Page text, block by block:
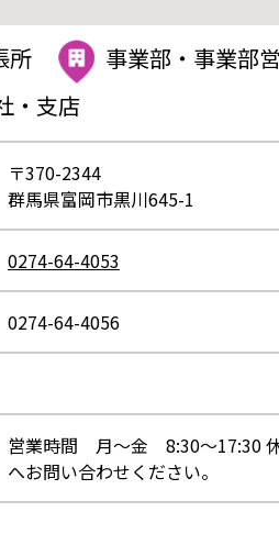
所
事業部・事業部
・支店
〒370-2344
群馬県富岡市黒川645-1
0274-64-4053
0274-64-4056
営業時間 月～金 8:30～
へお問い合わせください。